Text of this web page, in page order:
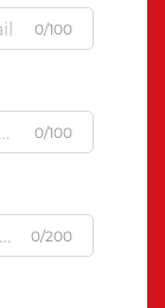
0/100
0/100
0/200